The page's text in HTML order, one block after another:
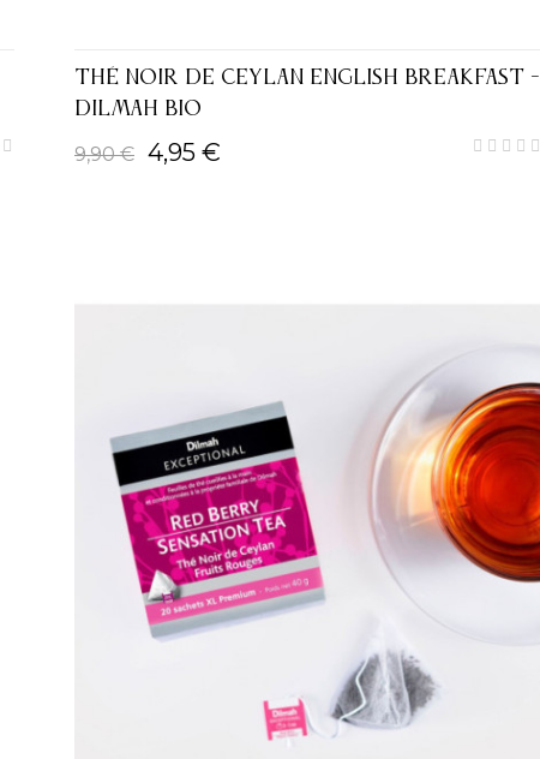
THÉ NOIR DE CEYLAN ENGLISH BREAKFAST -
DILMAH BIO
9,90 € 4,95 €